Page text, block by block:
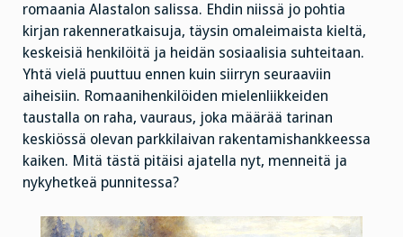
romaania Alastalon salissa. Ehdin niissä jo pohtia
kirjan rakenneratkaisuja, täysin omaleimaista kieltä,
keskeisiä henkilöitä ja heidän sosiaalisia suhteitaan.
Yhtä vielä puuttuu ennen kuin siirryn seuraaviin
aiheisiin. Romaanihenkilöiden mielenliikkeiden
taustalla on raha, vauraus, joka määrää tarinan
keskiössä olevan parkkilaivan rakentamishankkeessa
kaiken. Mitä tästä pitäisi ajatella nyt, menneitä ja
nykyhetkeä punnitessa?